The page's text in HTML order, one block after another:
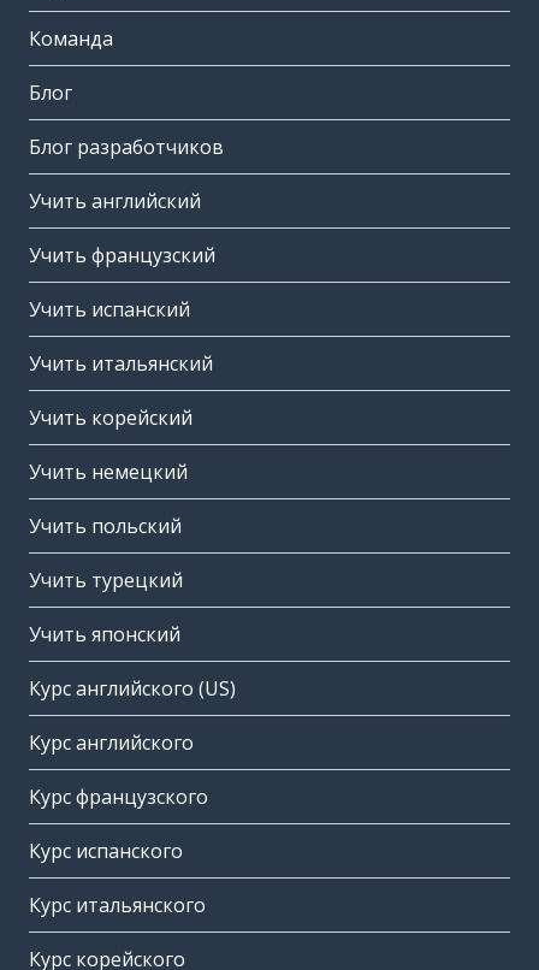
Команда
Блог
Блог разработчиков
Учить английский
Учить французский
Учить испанский
Учить итальянский
Учить корейский
Учить немецкий
Учить польский
Учить турецкий
Учить японский
Курс английского (US)
Курс английского
Курс французского
Курс испанского
Курс итальянского
Курс корейского